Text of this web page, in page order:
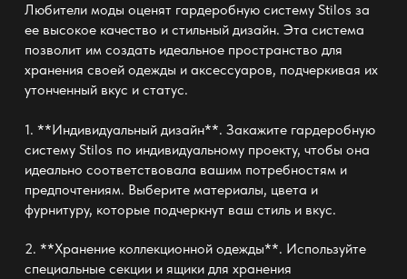
Любители моды оценят гардеробную систему Stilos за
ее высокое качество и стильный дизайн. Эта система
позволит им создать идеальное пространство для
хранения своей одежды и аксессуаров, подчеркивая их
утонченный вкус и статус.
1. **Индивидуальный дизайн**. Закажите гардеробную
систему Stilos по индивидуальному проекту, чтобы она
идеально соответствовала вашим потребностям и
предпочтениям. Выберите материалы, цвета и
фурнитуру, которые подчеркнут ваш стиль и вкус.
2. **Хранение коллекционной одежды**. Используйте
специальные секции и ящики для хранения